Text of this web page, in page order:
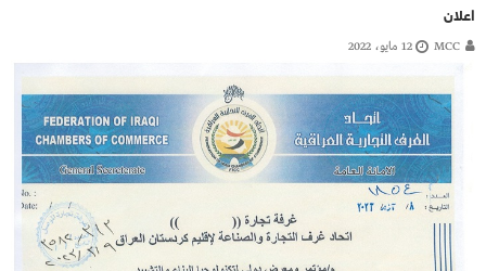
اعلان
MCC 12 مايو، 2022